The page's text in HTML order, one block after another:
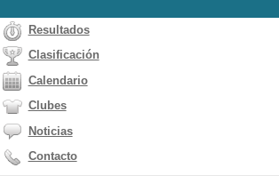
Resultados
Clasificación
Calendario
Clubes
Noticias
Contacto